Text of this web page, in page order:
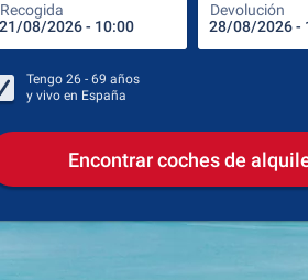
Recogida Devolución
Tengo 26 - 69 años
y vivo en España
Encontrar coches de